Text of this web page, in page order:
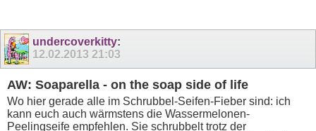
undercoverkitty:
12.02.201321:03
AW: Soaparella - on the soap side of life
Wo hier gerade alle im Schrubbel-Seifen-Fieber sind: ich
kann euch auch wärmstens die Wassermelonen-
Peelingseife empfehlen. Sie schrubbelt trotz der